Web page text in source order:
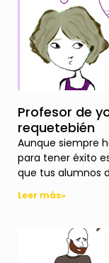
Profesor de
requetebién
Aunque siempre
para tener éxito
que tus alumnos
Leer más»